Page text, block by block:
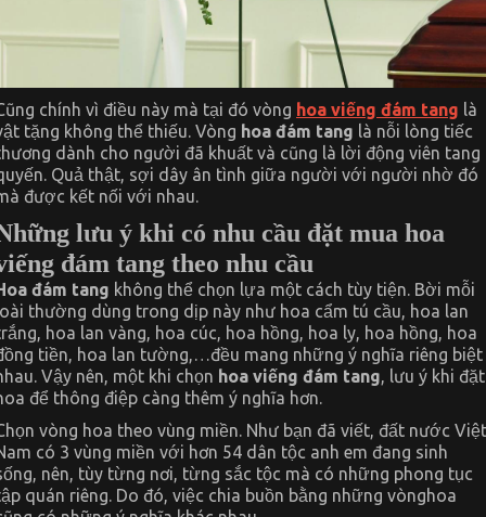
chính vì điều này mà tại đó vòng hoa viếng đám tang là
tặng không thể thiếu. Vòng hoa đám tang là nỗi lòng tiếc
dành cho người đã khuất và cũng là lời động viên tang
Quả thật, sợi dây ân tình giữa người với người nhờ đó
được kết nối với nhau.
lưu ý khi có nhu cầu đặt mua hoa
đám tang theo nhu cầu
đám tang không thể chọn lựa một cách tùy tiện. Bời mỗi
thường dùng trong dịp này như hoa cẩm tú cầu, hoa lan
hoa lan vàng, hoa cúc, hoa hồng, hoa ly, hoa hồng, hoa
tiền, hoa lan tường,…đều mang những ý nghĩa riêng biệt
Vậy nên, một khi chọn hoa viếng đám tang, lưu ý khi đặt
để thông điệp càng thêm ý nghĩa hơn.
vòng hoa theo vùng miền. Như bạn đã viết, đất nước Việt
có 3 vùng miền với hơn 54 dân tộc anh em đang sinh
nên, tùy từng nơi, từng sắc tộc mà có những phong tục
quán riêng. Do đó, việc chia buồn bằng những vònghoa